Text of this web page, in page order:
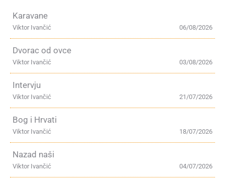
Karavane
06/08/2026
Viktor Ivančić
Dvorac od ovce
03/08/2026
Viktor Ivančić
Intervju
21/07/2026
Viktor Ivančić
Bog i Hrvati
18/07/2026
Viktor Ivančić
Nazad naši
04/07/2026
Viktor Ivančić